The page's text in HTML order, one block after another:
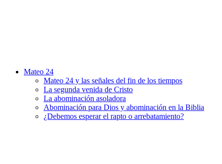
Mateo 24
Mateo 24 y las señales del fin de los tiempos
La segunda venida de Cristo
La abominación asoladora
Abominación para Dios y abominación en la Biblia
¿Debemos esperar el rapto o arrebatamiento?